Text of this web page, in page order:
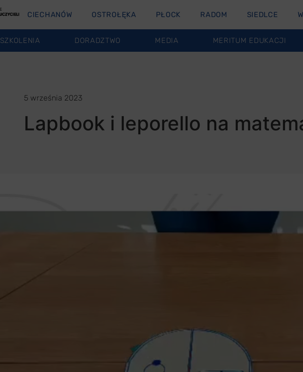
CIECHANÓW OSTROŁĘKA PŁOCK RADOM SIEDLCE
SZKOLENIA DORADZTWO MEDIA MERITUM EDUKACJI
5 września 2023
Lapbook i leporello na